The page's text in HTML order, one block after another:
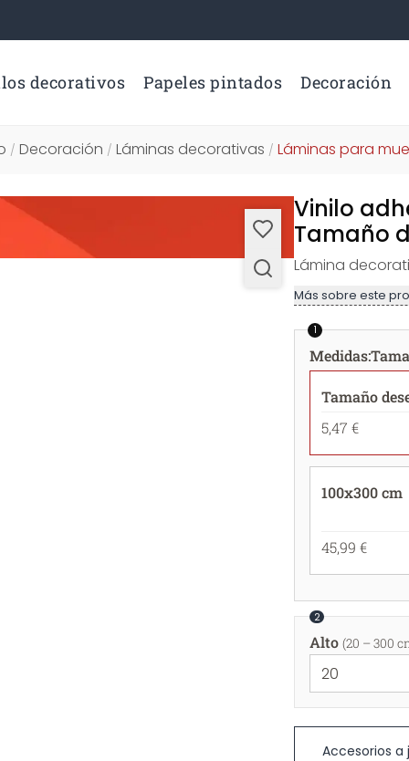
decorativos Papeles pintados Decoración
/ Decoración / Láminas decorativas / Láminas para
Vinilo
Tamaño
Lámina
Más sobre este
1
Medidas:
Tamaño
5,47 €
100x300 cm
45,99 €
2
Alto (20 – 300
Accesorios a